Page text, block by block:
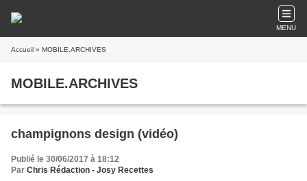
MENU
Accueil » MOBILE.ARCHIVES
MOBILE.ARCHIVES
champignons design (vidéo)
Publié le 30/06/2017 à 18:12
Par Chris Rédaction - Josy Recettes